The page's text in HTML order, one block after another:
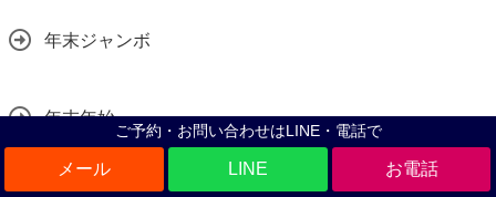
ご予約・お問い合わせはLINE・電話で
LINE
年末ジャンボ
年末年始